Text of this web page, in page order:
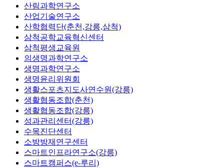
산림과학연구소
산업기술연구소
산학협력단(춘천,강릉,삼척)
삼척공학교육혁신센터
삼척평생교육원
의생명과학연구소
생명과학연구소
생명윤리위원회
생활스포츠지도사연수원(강릉)
생활협동조합(춘천)
생활협동조합(강릉)
성과관리센터(강릉)
수목진단센터
소방방재연구센터
스마트인프라연구소(강릉)
스마트캠퍼스(e-루리)